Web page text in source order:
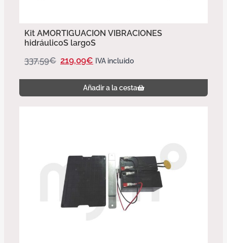
Kit AMORTIGUACION VIBRACIONES
hidráulicoS largoS
337,59€ 219,09€ IVA incluido
Añadir a la cesta